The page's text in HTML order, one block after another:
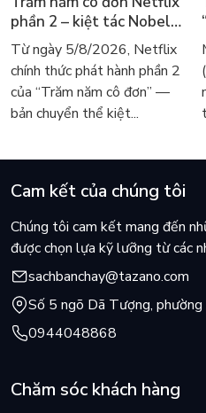
phần 2 – kiệt tác Nobel
trở lại màn ảnh, dòng
người tìm đọc lại García
Márquez
Từ ngày 5/8/2026, Netflix
chính thức phát hành phần 2
của “Trăm năm cô đơn” —
bản chuyển thể kiệt...
Cam kết của chúng tôi
Chúng tôi cam kết mang đến
được chọn lựa kỹ lưỡng từ các
sachbanchay@tazano.com
Số 5 ngõ Dã Tượng,
0944048868
Chăm sóc khách hàng